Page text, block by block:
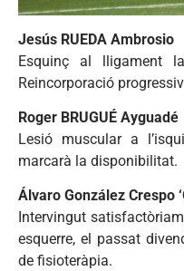
Jesús RUEDA Ambrosio
Esquinç al lligament
Reincorporació
Roger BRUGUÉ Ayguadé
Lesió muscular a
marcarà la disponibilitat.
Álvaro González Crespo
Intervingut
esquerre, el passat
de fisioteràpia.